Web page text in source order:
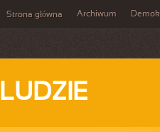
Strona główna Archiwum
LUDZIE